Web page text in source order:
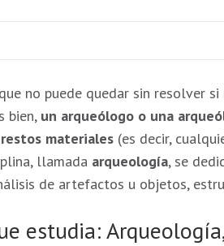
no puede quedar sin resolver
bien, un arqueólogo o una
materiales (es decir,
llamada arqueología, se
de artefactos u objetos,
estudia: